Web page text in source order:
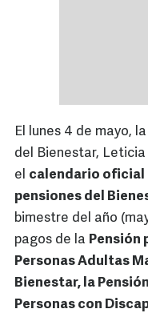
El lunes 4 de mayo,
del Bienestar,
el calendario oficial
pensiones del
bimestre del año
pagos de la Pensión
Personas Adultas
Bienestar, la
Personas con